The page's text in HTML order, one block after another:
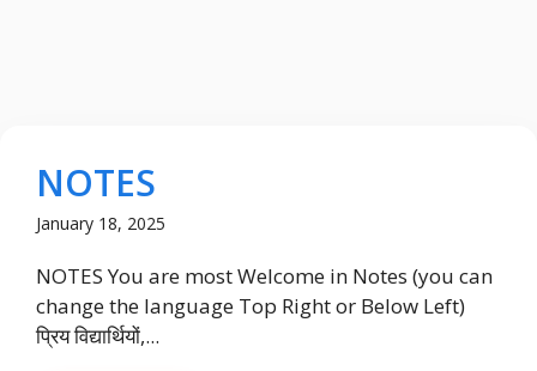
NOTES
January 18, 2025
NOTES You are most Welcome in Notes (you can
change the language Top Right or Below Left)
प्रिय विद्यार्थियों,...